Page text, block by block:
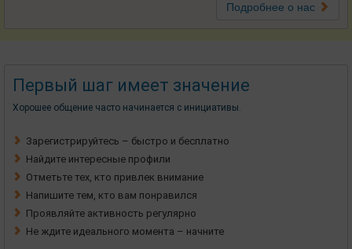
Подробнее о нас
Первый шаг имеет значение
Хорошее общение часто начинается с инициативы.
Зарегистрируйтесь – быстро и бесплатно
Найдите интересные профили
Отметьте тех, кто привлек внимание
Напишите тем, кто вам понравился
Проявляйте активность регулярно
Не ждите идеального момента – начните